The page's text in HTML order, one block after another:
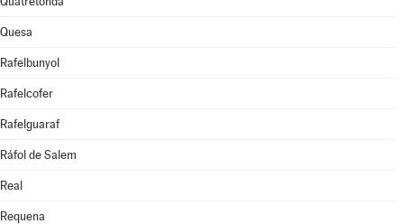
Quesa
Rafelbunyol
Rafelcofer
Rafelguaraf
Ráfol de Salem
Real
Requena